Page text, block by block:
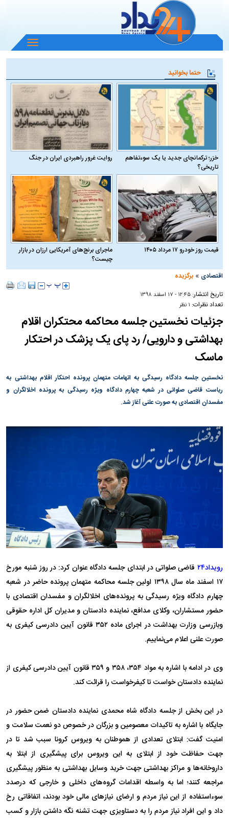
باز
و
منو
حتما بخوانید
خزر؛ ترکمانچای جدید یا یک سوءتفاهم
تاریخی؟
روایت غرور راهبردی ایران در جنگ
قیمت روز خودرو ۱۷ مرداد ۱۴۰۵
ماجرای برنج‌های آمریکایی ارزان در بازار
چیست؟
اقتصادی »برگزیده
تاریخ انتشار:۱۲:۴۵ - ۱۷ اسفند ۱۳۹۸
تعداد نظرات: ۱ نظر
جزئیات نخستین جلسه محاکمه محتکران اقلام
بهداشتی و دارویی/ رد پای یک پزشک در احتکار
ماسک
نخستین جلسه دادگاه رسیدگی به اتهامات متهمان پرونده احتکار اقلام بهداشتی به
ریاست قاضی صلواتی در شعبه چهارم دادگاه ویژه رسیدگی به پرونده اخلالگران و
مفسدان اقتصادی به صورت علنی آغاز شد.
رویداد۲۴
قاضی صلواتی در ابتدای جلسه دادگاه عنوان کرد: در روز شنبه مورخ
۱۷ اسفند ماه سال ۱۳۹۸ اولین جلسه محاکمه متهمان پرونده حاضر در شعبه
چهارم دادگاه ویژه رسیدگی به پرونده‌های اخلالگران و مفسدان اقتصادی با
حضور مستشاران، وکلای مدافع، نماینده دادستان و مدیران کل اداره حقوقی
وبازرسی وزارت بهداشت در اجرای ماده ۳۵۲ قانون آیین دادرسی کیفری به
صورت علنی اعلام می‌نماییم.
وی در ادامه با اشاره به مواد ۳۵۴، ۳۵۸ و ۳۵۹ قانون آیین دادرسی کیفری از
نماینده دادستان خواست تا کیفرخواست را قرائت کند.
در این بخش از جلسه دادگاه شاه محمدی نماینده دادستان ضمن حضور در
جایگاه با اشاره به تاکیدات معصومین و بزرگان در خصوص دو نعمت سلامت و
امنیت گفت: ابتلای تعدادی از هموطنان به ویروس کرونا سبب شد تا در
جهت حفاظت خود از ابتلای به این ویروس برای پیشگیری از ابتلا به
داروخانه‌ها و مراکز بهداشتی جهت خرید وسایل بهداشتی به منظور پیشگیری
مراجعه کنند؛ اما به واسطه اقدامات گروه‌های داخلی و خارجی که درصدد
سوءاستفاده از این نیاز مردم و ارضای نیاز‌های مالی خود بودند، اتفاقاتی رخ
داد و این افراد نیاز مردم را به دستاویزی جهت تشنه نگه داشتن بازار و کسب